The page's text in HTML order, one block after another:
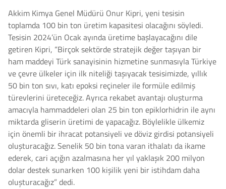
Akkim Kimya Genel Müdürü Onur Kipri, yeni tesisin
toplamda 100 bin ton üretim kapasitesi olacağını söyledi.
Tesisin 2024’ün Ocak ayında üretime başlayacağını dile
getiren Kipri, “Birçok sektörde stratejik değer taşıyan bir
ham maddeyi Türk sanayisinin hizmetine sunmasıyla Türkiye
ve çevre ülkeler için ilk niteliği taşıyacak tesisimizde, yıllık
50 bin ton sıvı, katı epoksi reçineler ile formüle edilmiş
türevlerini üreteceğiz. Ayrıca rekabet avantajı oluşturma
amacıyla hammaddeleri olan 25 bin ton epiklorhidrin ile aynı
miktarda gliserin üretimi de yapacağız. Böylelikle ülkemiz
için önemli bir ihracat potansiyeli ve döviz girdisi potansiyeli
oluşturacağız. Senelik 50 bin tona varan ithalatı da ikame
ederek, cari açığın azalmasına her yıl yaklaşık 200 milyon
dolar destek sunarken 100 kişilik yeni bir istihdam daha
oluşturacağız” dedi.